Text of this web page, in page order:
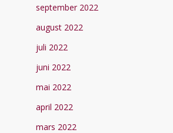
september 2022
august 2022
juli 2022
juni 2022
mai 2022
april 2022
mars 2022